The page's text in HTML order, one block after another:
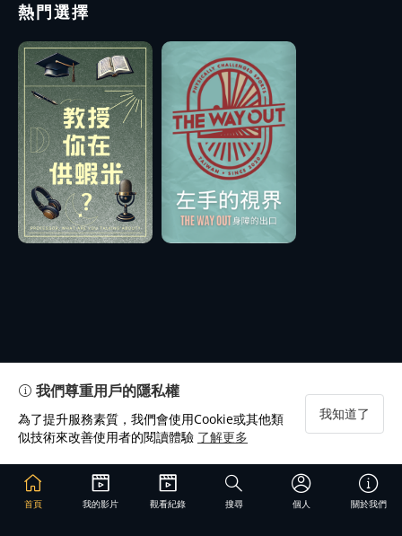
熱門選擇
首頁 我的影片 觀看紀錄 搜尋 個人 關於我們
我們尊重用戶的隱私權
為了提升服務素質，我們會使用Cookie或其他類
似技術來改善使用者的閱讀體驗 了解更多
我知道了